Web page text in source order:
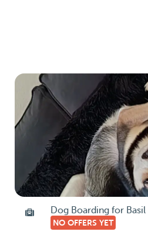
Dog Boarding for Basil
NO OFFERS YET